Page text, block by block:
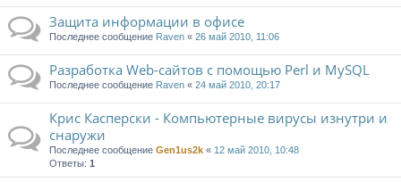
Защита информации в офисе
Последнее сообщение Raven « 26 май 2010, 11:06
Разработка Web-сайтов с помощью Perl и MySQL
Последнее сообщение Raven « 24 май 2010, 20:17
Крис Касперски - Компьютерные вирусы изнутри и
снаружи
Последнее сообщение Gen1us2k « 12 май 2010, 10:48
Ответы: 1